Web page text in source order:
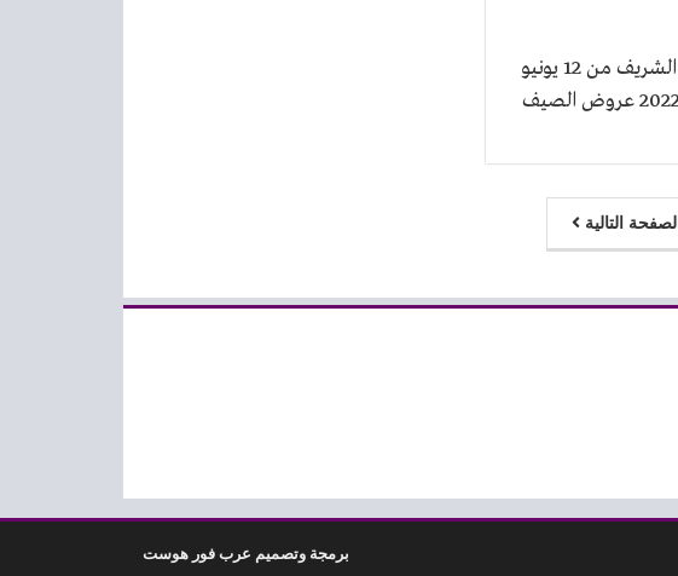
عروض اسواق الشريف من 12 يونيو
الصفحة التالية
برمجة وتصميم عرب فور هوست